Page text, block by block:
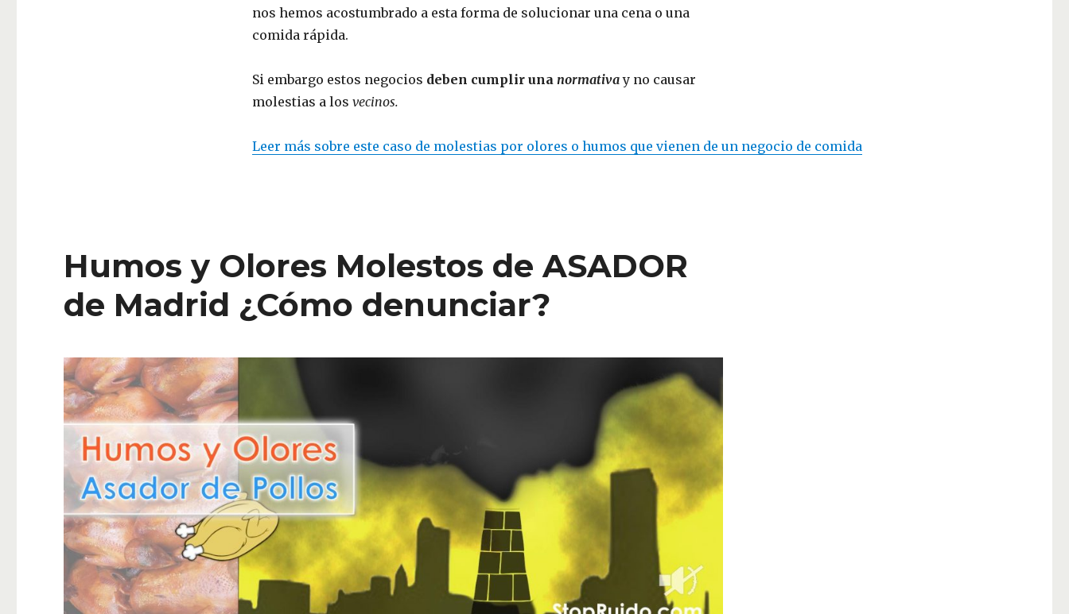
nos hemos acostumbrado a esta forma de solucionar una cena o una
comida rápida.
Si embargo estos negocios deben cumplir una normativay no causar
molestias a los vecinos.
Leer más sobre este caso de molestias por olores o humos que vienen de un negocio de comida
Humos y Olores Molestos de ASADOR
de Madrid ¿Cómo denunciar?